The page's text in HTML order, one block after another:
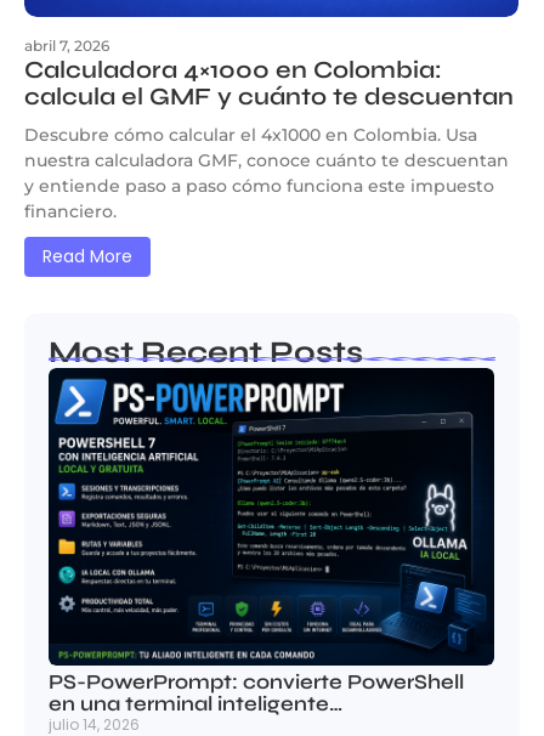
abril 7, 2026
Calculadora 4×1000 en Colombia:
calcula el GMF y cuánto te descuentan
Descubre cómo calcular el 4x1000 en Colombia. Usa
nuestra calculadora GMF, conoce cuánto te descuentan
y entiende paso a paso cómo funciona este impuesto
financiero.
Read More
Most Recent Posts
PS-PowerPrompt: convierte PowerShell
en una terminal inteligente…
julio 14, 2026